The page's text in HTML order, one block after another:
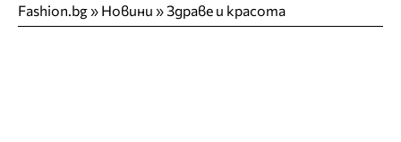
Fashion.bg» Новини »Здраве и красота